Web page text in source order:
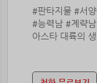
#판타지물 #서
#능력남 #계략
아스타 대륙의
시간과 비용은